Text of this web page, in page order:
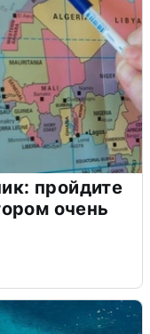
пройдите
очень